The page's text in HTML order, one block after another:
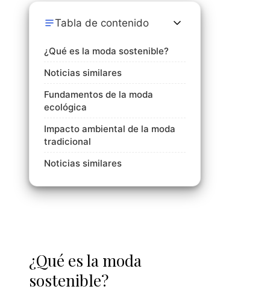
Tabla de contenido
¿Qué es la moda sostenible?
Noticias similares
Fundamentos de la moda
ecológica
Impacto ambiental de la moda
tradicional
Noticias similares
¿Qué es la moda
sostenible?